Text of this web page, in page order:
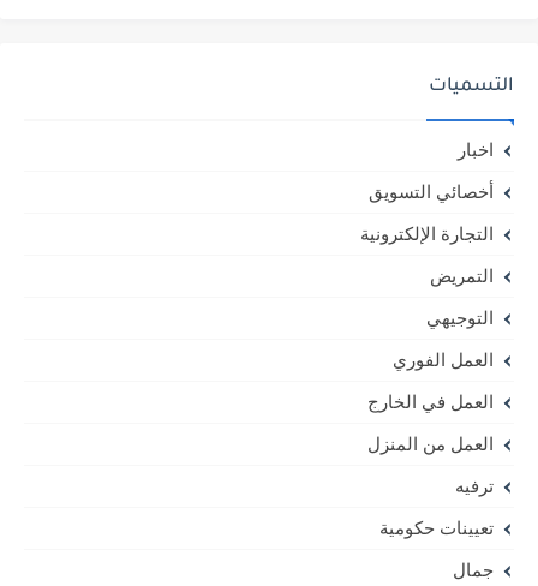
التسميات
اخبار
أخصائي التسويق
التجارة الإلكترونية
التمريض
التوجيهي
العمل الفوري
العمل في الخارج
العمل من المنزل
ترفيه
تعيينات حكومية
جمال